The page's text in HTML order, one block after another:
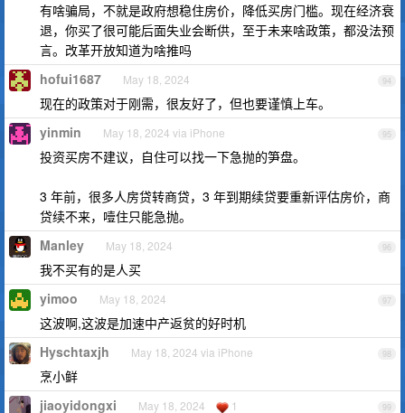
有啥骗局，不就是政府想稳住房价，降低买房门槛。现在经济衰
退，你买了很可能后面失业会断供，至于未来啥政策，都没法预
言。改革开放知道为啥推吗
94
hofui1687 May 18, 2024
现在的政策对于刚需，很友好了，但也要谨慎上车。
95
yinmin May 18, 2024 via iPhone
投资买房不建议，自住可以找一下急抛的笋盘。
3 年前，很多人房贷转商贷，3 年到期续贷要重新评估房价，商
贷续不来，噎住只能急抛。
96
Manley May 18, 2024
我不买有的是人买
97
yimoo May 18, 2024
这波啊,这波是加速中产返贫的好时机
98
Hyschtaxjh May 18, 2024 via iPhone
烹小鲜
99
jiaoyidongxi May 18, 2024 1